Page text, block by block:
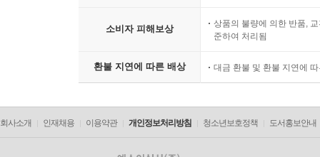
소비자 피해보상
상품의 불량에 의한 반품,
준하여 처리됨
환불 지연에 따른 배상 대금 환불 및 환불 지연에
회사소개 인재채용 이용약관 개인정보처리방침 청소년보호정책 도서홍보안내